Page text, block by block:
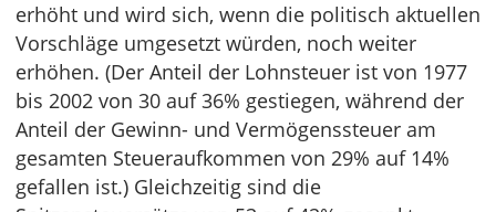
erhöht und wird sich, wenn die politisch aktuellen
Vorschläge umgesetzt würden, noch weiter
erhöhen. (Der Anteil der Lohnsteuer ist von 1977
bis 2002 von 30 auf 36% gestiegen, während der
Anteil der Gewinn- und Vermögenssteuer am
gesamten Steueraufkommen von 29% auf 14%
gefallen ist.) Gleichzeitig sind die